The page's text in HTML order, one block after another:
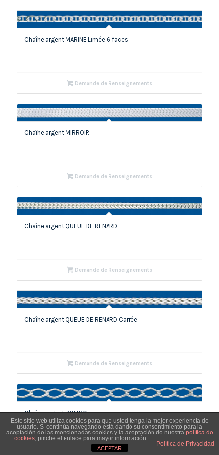
Chaîne argent MARINE Limée 6 faces
Demande de Renseignements
Chaîne argent MIRROIR
Demande de Renseignements
Chaîne argent QUEUE DE RENARD
Demande de Renseignements
Chaîne argent QUEUE DE RENARD Carrée
Demande de Renseignements
Chaîne argent ROMBO
Este sitio web utiliza cookies para que usted tenga la mejor experiencia de
usuario. Si continúa navegando está dando su consentimiento para la
aceptación de las mencionadas cookies y la aceptación de nuestra política de
cookies, pinche el enlace para mayor información.
Política de Privacidad
ACEPTAR